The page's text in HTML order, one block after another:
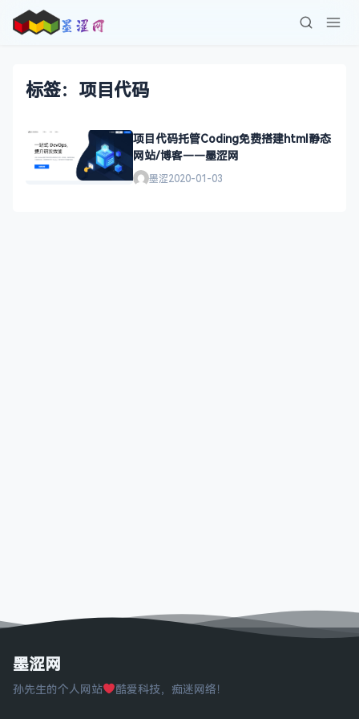
标签：项目代码
项目代码托管Coding免费搭建html静态
网站/博客——墨涩网
墨涩2020-01-03
墨涩网
孙先生的个人网站 酷爱科技，痴迷网络！